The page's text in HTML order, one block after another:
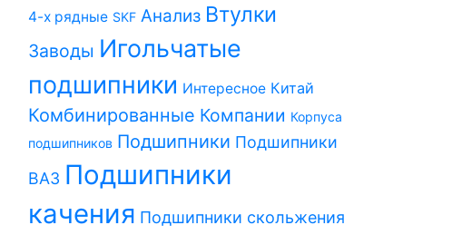
4-х рядные SKF Анализ Втулки
Заводы Игольчатые
подшипники Интересное Китай
Комбинированные Компании Корпуса
подшипников Подшипники Подшипники
ВАЗ Подшипники
качения Подшипники скольжения